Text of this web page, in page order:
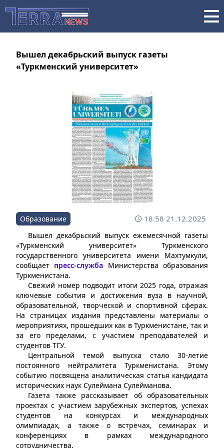
Вышел декабрьский выпуск газеты
«Туркменский университет»
Образование 18:58 21.12.2025
Вышел декабрьский выпуск ежемесячной газеты
«Туркменский университет» Туркменского
государственного университета имени Махтумкули,
сообщает пресс-служба Министерства образования
Туркменистана.
Свежий номер подводит итоги 2025 года, отражая
ключевые события и достижения вуза в научной,
образовательной, творческой и спортивной сферах.
На страницах издания представлены материалы о
мероприятиях, прошедших как в Туркменистане, так и
за его пределами, с участием преподавателей и
студентов ТГУ.
Центральной темой выпуска стало 30-летие
постоянного нейтралитета Туркменистана. Этому
событию посвящена аналитическая статья кандидата
исторических наук Сулеймана Сулейманова.
Газета также рассказывает об образовательных
проектах с участием зарубежных экспертов, успехах
студентов на конкурсах и международных
олимпиадах, а также о встречах, семинарах и
конференциях в рамках международного
сотрудничества.